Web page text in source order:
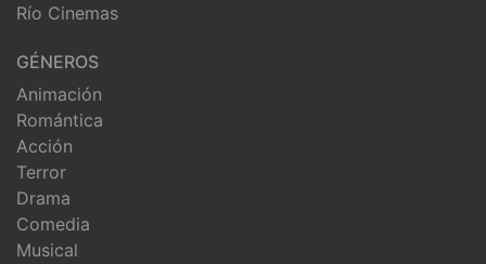
Río Cinemas
GÉNEROS
Animación
Romántica
Acción
Terror
Drama
Comedia
Musical